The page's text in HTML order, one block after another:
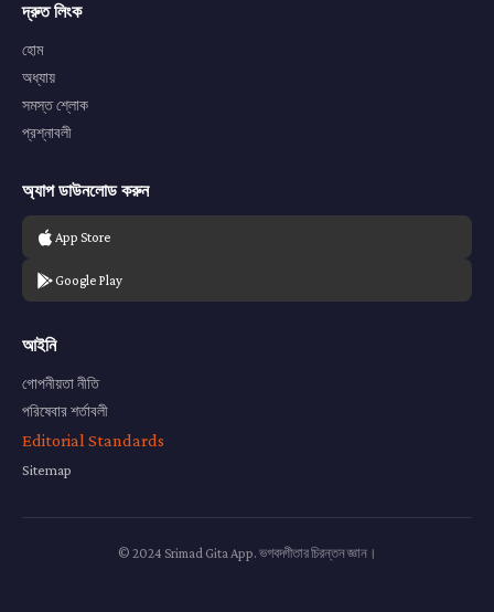
দ্রুত লিংক
হোম
অধ্যায়
সমস্ত শ্লোক
প্রশ্নাবলী
অ্যাপ ডাউনলোড করুন
App Store
Google Play
আইনি
গোপনীয়তা নীতি
পরিষেবার শর্তাবলী
Editorial Standards
Sitemap
© 2024 Srimad Gita App. ভগবদ্গীতার চিরন্তন জ্ঞান।